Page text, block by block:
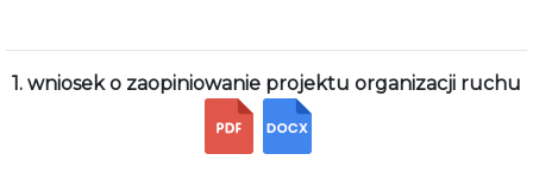
1. wniosek o zaopiniowanie projektu organizacji ruchu